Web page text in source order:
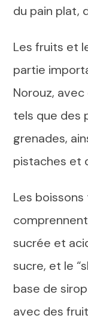
du pain plat,
Les fruits et
partie
Norouz,
tels que des
grenades,
pistaches et
Les
sucrée et
sucre, et le
base de
avec des